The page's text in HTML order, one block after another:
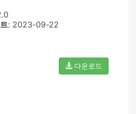
: 2023-09-22
다운로드